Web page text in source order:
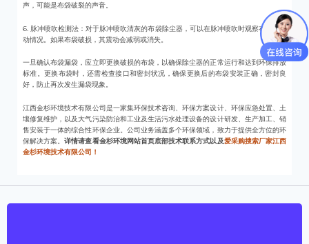
声，可能是布袋破裂的声音。
6. 脉冲喷吹检测法：对于脉冲喷吹清灰的布袋除尘器，可以在脉冲喷吹时观察布袋的震
动情况。如果布袋破损，其震动会减弱或消失。
一旦确认布袋漏袋，应立即更换破损的布袋，以确保除尘器的正常运行和达到环保排放
标准。更换布袋时，还需检查接口和密封状况，确保更换后的布袋安装正确，密封良
好，防止再次发生漏袋现象。
江西金杉环境技术有限公司是一家集环保技术咨询、环保方案设计、环保应急处置、土
壤修复维护，以及大气污染防治和工业及生活污水处理设备的设计研发、生产加工、销
售安装于一体的综合性环保企业。公司业务涵盖多个环保领域，致力于提供全方位的环
保解决方案。详情请查看金杉环境网站首页底部技术联系方式以及爱采购搜索厂家江西
金杉环境技术有限公司！